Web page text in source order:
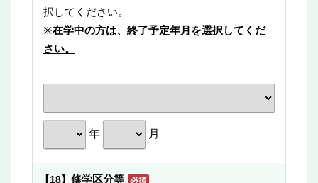
択してください。
※在学中の方は、終了予定年月を選択してくだ
さい。
年 月
【18】 修学区分等